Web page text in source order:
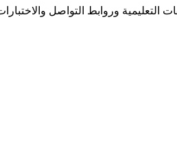
وروابط التواصل والاختبارات